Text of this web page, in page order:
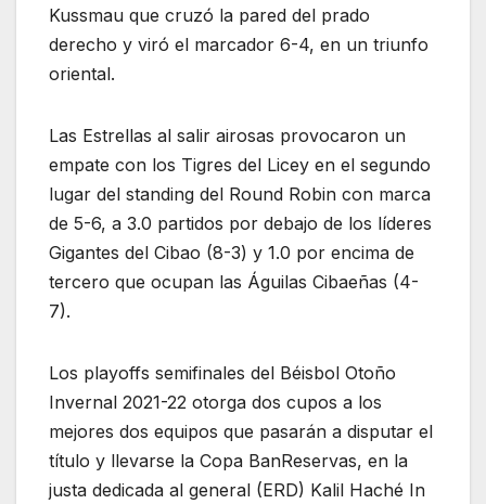
Kussmau que cruzó la pared del prado
derecho y viró el marcador 6-4, en un triunfo
oriental.
Las Estrellas al salir airosas provocaron un
empate con los Tigres del Licey en el segundo
lugar del standing del Round Robin con marca
de 5-6, a 3.0 partidos por debajo de los líderes
Gigantes del Cibao (8-3) y 1.0 por encima de
tercero que ocupan las Águilas Cibaeñas (4-
7).
Los playoffs semifinales del Béisbol Otoño
Invernal 2021-22 otorga dos cupos a los
mejores dos equipos que pasarán a disputar el
título y llevarse la Copa BanReservas, en la
justa dedicada al general (ERD) Kalil Haché In